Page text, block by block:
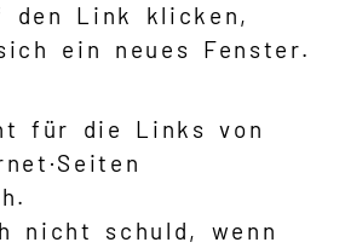
den Link klicken,
ein neues Fenster.
für die Links von
nicht schuld, wenn